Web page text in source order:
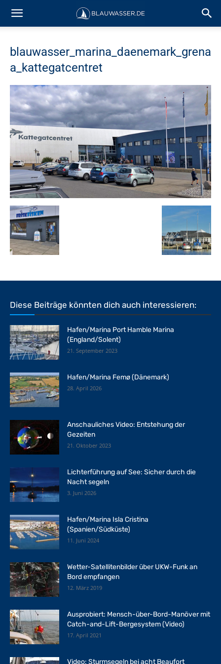
blauwasser_marina_daenemark_grena
a_kattegatcentret
Diese Beiträge könnten dich auch interessieren:
Hafen/Marina Port Hamble Marina
(England/Solent)
21. September 2023
Hafen/Marina Femø (Dänemark)
28. April 2026
Anschauliches Video: Entstehung der
Gezeiten
21. Oktober 2023
Lichterführung auf See: Sicher durch die
Nacht segeln
3. Juni 2026
Hafen/Marina Isla Cristina
(Spanien/Südküste)
11. Juni 2024
Wetter-Satellitenbilder über UKW-Funk an
Bord empfangen
12. März 2019
Ausprobiert: Mensch-über-Bord-Manöver mit
Catch-and-Lift-Bergesystem (Video)
17. April 2021
Video: Sturmsegeln bei acht Beaufort